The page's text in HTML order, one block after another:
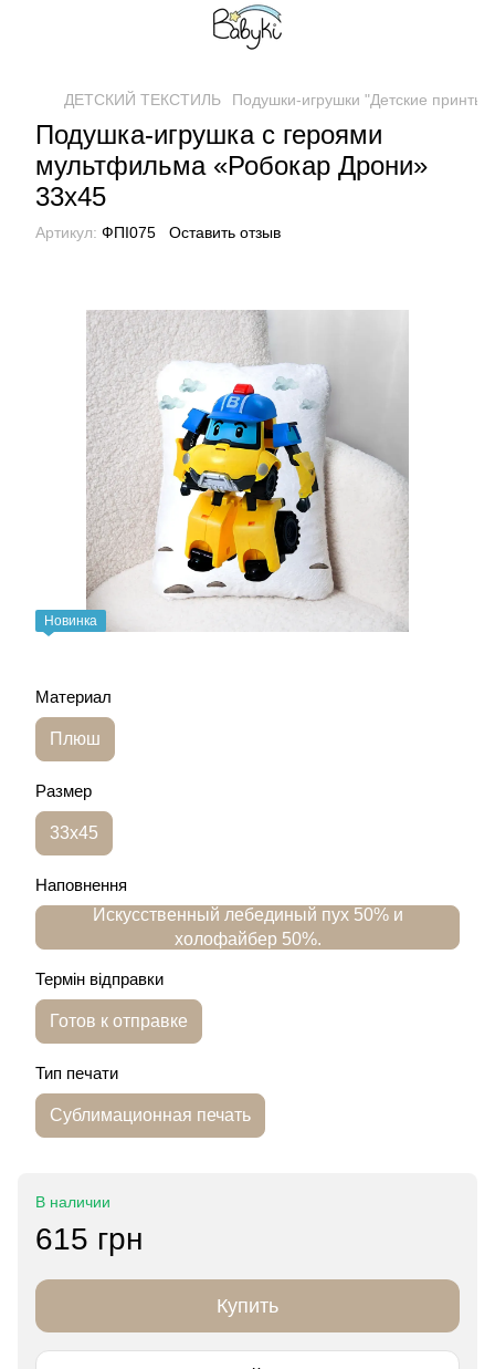
ДЕТСКИЙ ТЕКСТИЛЬ Подушки-игрушки "Детские принты"
Подушка-игрушка с героями
мультфильма «Робокар Дрони»
33х45
Артикул: ФПІ075 Оставить отзыв
Новинка
Материал
Плюш
Размер
33х45
Наповнення
Искусственный лебединый пух 50% и
холофайбер 50%.
Термін відправки
Готов к отправке
Тип печати
Сублимационная печать
В наличии
615 грн
Купить